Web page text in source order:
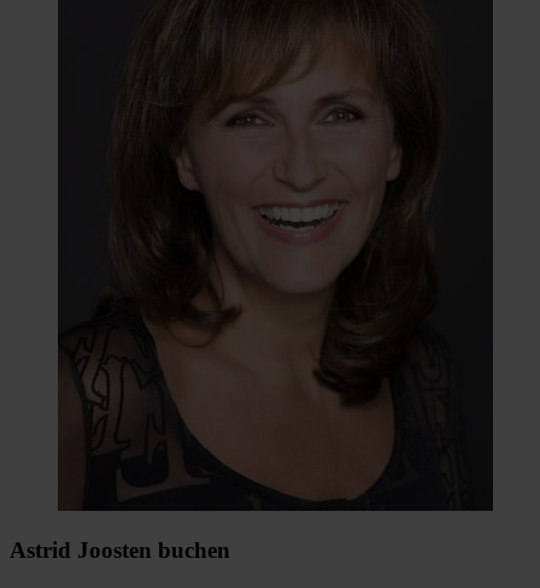
Astrid Joosten buchen